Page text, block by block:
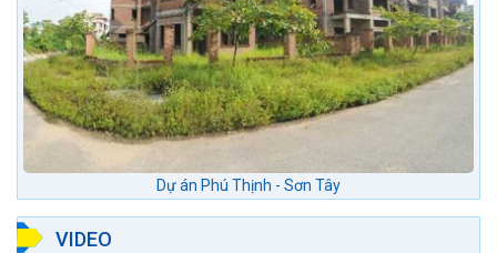
Dự án Phú Thịnh - Sơn Tây
VIDEO